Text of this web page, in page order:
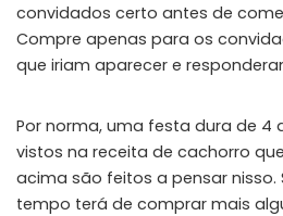
convidados certo antes de
Compre apenas para os
que iriam aparecer e
Por norma, uma festa dura de 4
vistos na receita de cachorro
acima são feitos a pensar nisso.
tempo terá de comprar mais